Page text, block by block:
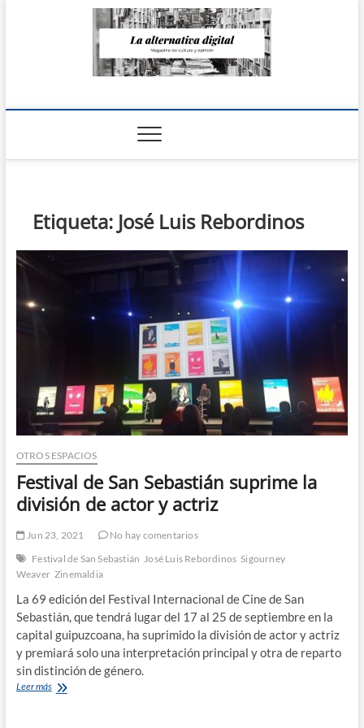
La Alternativa
Etiqueta: José Luis Rebordinos
OTROS ESPACIOS
Festival de San Sebastián suprime la
división de actor y actriz
Jun 23, 2021
No hay comentarios
Festival de San Sebastián José Luis Rebordinos Sigourney
Weaver Zinemaldia
La 69 edición del Festival Internacional de Cine de San
Sebastián, que tendrá lugar del 17 al 25 de septiembre en la
capital guipuzcoana, ha suprimido la división de actor y actriz
y premiará solo una interpretación principal y otra de reparto
sin distinción de género.
Leer másFestival